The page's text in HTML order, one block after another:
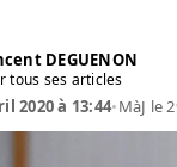
DEGUENON
tous ses articles
2020 à 13:44•MàJ le